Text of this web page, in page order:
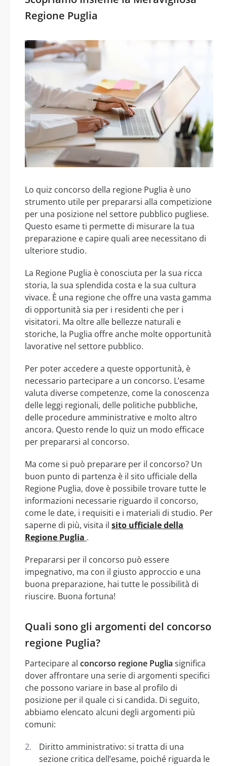
Regione Puglia
Lo quiz concorso della regione Puglia è uno
strumento utile per prepararsi alla competizione
per una posizione nel settore pubblico pugliese.
Questo esame ti permette di misurare la tua
preparazione e capire quali aree necessitano di
ulteriore studio.
La Regione Puglia è conosciuta per la sua ricca
storia, la sua splendida costa e la sua cultura
vivace. È una regione che offre una vasta gamma
di opportunità sia per i residenti che per i
visitatori. Ma oltre alle bellezze naturali e
storiche, la Puglia offre anche molte opportunità
lavorative nel settore pubblico.
Per poter accedere a queste opportunità, è
necessario partecipare a un concorso. L’esame
valuta diverse competenze, come la conoscenza
delle leggi regionali, delle politiche pubbliche,
delle procedure amministrative e molto altro
ancora. Questo rende lo quiz un modo efficace
per prepararsi al concorso.
Ma come si può preparare per il concorso? Un
buon punto di partenza è il sito ufficiale della
Regione Puglia, dove è possibile trovare tutte le
informazioni necessarie riguardo il concorso,
come le date, i requisiti e i materiali di studio. Per
saperne di più, visita il sito ufficiale della
Regione Puglia .
Prepararsi per il concorso può essere
impegnativo, ma con il giusto approccio e una
buona preparazione, hai tutte le possibilità di
riuscire. Buona fortuna!
Quali sono gli argomenti del concorso
regione Puglia?
Partecipare al concorso regione Puglia significa
dover affrontare una serie di argomenti specifici
che possono variare in base al profilo di
posizione per il quale ci si candida. Di seguito,
abbiamo elencato alcuni degli argomenti più
comuni:
Diritto amministrativo: si tratta di una
sezione critica dell’esame, poiché riguarda le